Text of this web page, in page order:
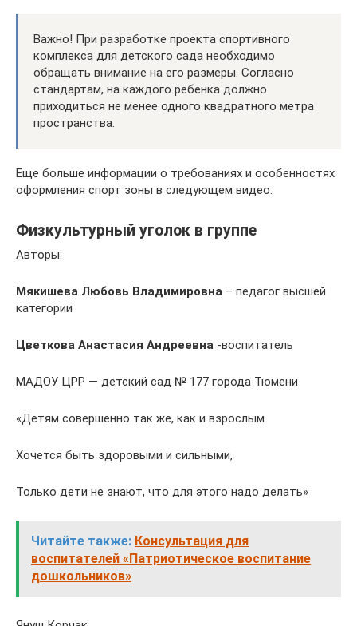
Важно! При разработке проекта спортивного
комплекса для детского сада необходимо
обращать внимание на его размеры. Согласно
стандартам, на каждого ребенка должно
приходиться не менее одного квадратного метра
пространства.
Еще больше информации о требованиях и особенностях
оформления спорт зоны в следующем видео:
Физкультурный уголок в группе
Авторы:
Мякишева Любовь Владимировна – педагог высшей
категории
Цветкова Анастасия Андреевна -воспитатель
МАДОУ ЦРР — детский сад № 177 города Тюмени
«Детям совершенно так же, как и взрослым
Хочется быть здоровыми и сильными,
Только дети не знают, что для этого надо делать»
Читайте также: Консультация для
воспитателей «Патриотическое воспитание
дошкольников»